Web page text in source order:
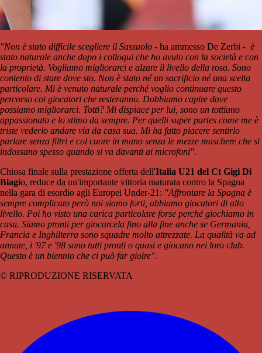
"Non è stato difficile scegliere il Sassuolo - ha ammesso De Zerbi - è
stato naturale anche dopo i colloqui che ho avuto con la società e con
la proprietà. Vogliamo migliorarci e alzare il livello della rosa. Sono
contento di stare dove sto. Non è stato né un sacrificio né una scelta
particolare. Mi è venuto naturale perché voglio continuare questo
percorso coi giocatori che resteranno. Dobbiamo capire dove
possiamo migliorarci. Totti? Mi dispiace per lui, sono un tottiano
appassionato e lo stimo da sempre. Per quelli super partes come me è
triste vederlo andare via da casa sua. Mi ha fatto piacere sentirlo
parlare senza filtri e col cuore in mano senza le mezze maschere che si
indossano spesso quando si va davanti ai microfoni".
Chiosa finale sulla prestazione offerta dell'Italia U21 del Ct Gigi Di
Biagio, reduce da un'importante vittoria maturata contro la Spagna
nella gara di esordio agli Europei Under-21: "Affrontare la Spagna è
sempre complicato però noi siamo forti, abbiamo giocatori di alto
livello. Poi ho visto una carica particolare forse perché giochiamo in
casa. Siamo pronti per giocarcela fino alla fine anche se Germania,
Francia e Inghilterra sono squadre molto attrezzate. La qualità va ad
annate, i '97 e '98 sono tutti pronti o quasi e giocano nei loro club.
Questo è un biennio che ci può far gioire".
© RIPRODUZIONE RISERVATA